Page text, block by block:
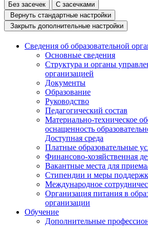
Без засечек
С засечками
Вернуть стандартные настройки
Закрыть дополнительные настройки
Сведения об образовательной
Основные сведения
Структура и органы
организацией
Документы
Образование
Руководство
Педагогический состав
Материально-техническое
оснащенность
Доступная среда
Платные образовательные
Финансово-хозяйственная
Вакантные места для
Стипендии и меры
Международное
Организация питания в
организации
Обучение
Дополнительные